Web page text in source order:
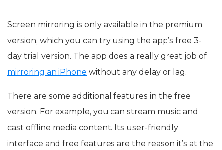
Screen mirroring is only available in the premium
version, which you can try using the app’s free 3-
day trial version. The app does a really great job of
mirroring an iPhone without any delay or lag.
There are some additional features in the free
version. For example, you can stream music and
cast offline media content. Its user-friendly
interface and free features are the reason it’s at the